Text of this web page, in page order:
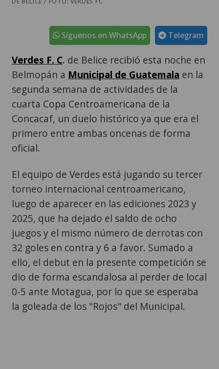
Telegram
Síguenos en WhatsApp
Verdes F. C. de Belice recibió esta noche en
Belmopán a Municipal de Guatemala en la
segunda semana de actividades de la
cuarta Copa Centroamericana de la
Concacaf, un duelo histórico ya que era el
primero entre ambas oncenas de forma
oficial.
El equipo de Verdes está jugando su tercer
torneo internacional centroamericano,
luego de aparecer en las ediciones 2023 y
2025, que ha dejado el saldo de ocho
juegos y el mismo número de derrotas con
32 goles en contra y 6 a favor. Sumado a
ello, el debut en la presente competición se
dio de forma escandalosa al perder de local
0-5 ante Motagua, por lo que se esperaba
la goleada de los "Rojos" del Municipal.